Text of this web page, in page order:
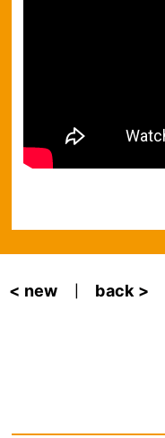
< new back >